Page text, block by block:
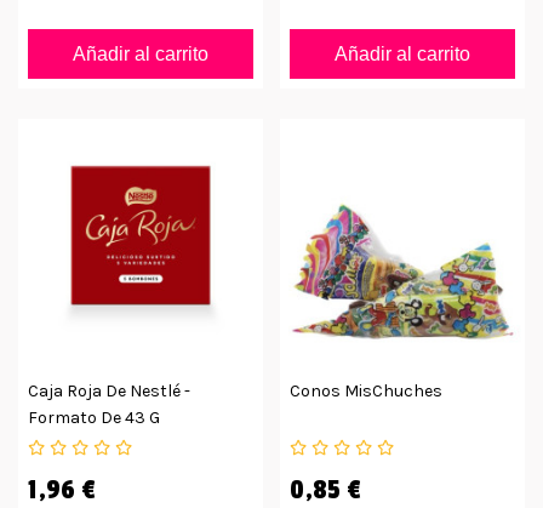
Añadir al carrito Añadir al carrito
Caja Roja De Nestlé -
Formato De 43 G
1,96 €
Conos MisChuches
0,85 €